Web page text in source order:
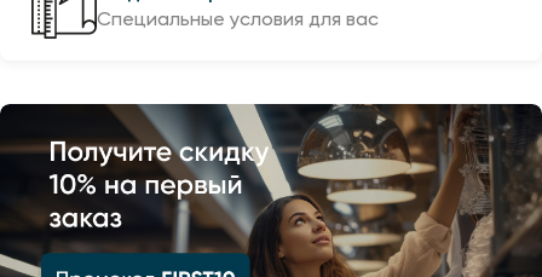
Специальные условия для вас